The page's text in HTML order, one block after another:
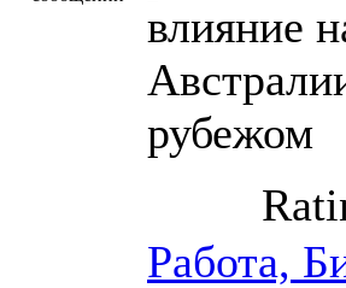
влияние
рубежом
Работа,